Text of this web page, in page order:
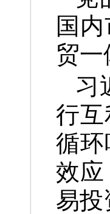
国
贸
习
行
循
效
易投